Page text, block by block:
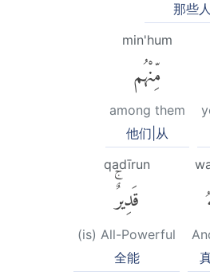
那些
min'hum
مِّنْهُم
among them
他们|从
qadīrun
قَدِيرٌۚ
(is) All-Powerful
全能